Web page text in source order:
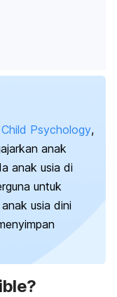
Psychology,
anak
anak usia di
untuk
usia dini